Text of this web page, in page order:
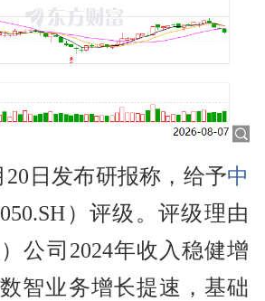
20日发布研报称，给予中
）评级。评级理由
公司2024年收入稳健增
智业务增长提速，基础